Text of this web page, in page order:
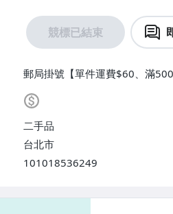
競標已結束
郵局掛號【單件運費$60、滿
二手品
台北市
101018536249